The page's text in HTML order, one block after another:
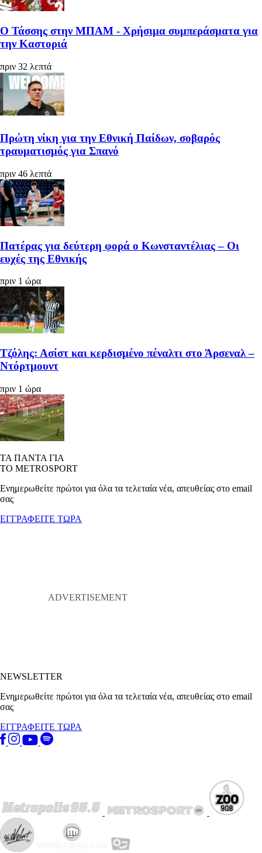
Ο Τάσσης στην ΜΠΑΜ - Χρήσιμα συμπεράσματα για
την Καστοριά
πριν 32 λεπτά
Πρώτη νίκη για την Εθνική Παίδων, σοβαρός
τραυματισμός για Σπανό
πριν 46 λεπτά
Πατέρας για δεύτερη φορά ο Κωνσταντέλιας – Οι
ευχές της Εθνικής
πριν 1 ώρα
Τζόλης: Ασίστ και κερδισμένο πέναλτι στο Άρσεναλ –
Ντόρτμουντ
πριν 1 ώρα
ΤΑ ΠΑΝΤΑ ΓΙΑ
ΤΟ METROSPORT
Ενημερωθείτε πρώτοι για όλα τα τελεταία νέα, απευθείας στο email
σας
ΕΓΓΡΑΦΕΙΤΕ ΤΩΡΑ
NEWSLETTER
Ενημερωθείτε πρώτοι για όλα τα τελεταία νέα, απευθείας στο email
σας
ΕΓΓΡΑΦΕΙΤΕ ΤΩΡΑ